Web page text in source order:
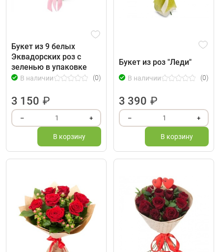
Букет из 9 белых
Эквадорских роз с
зеленью в упаковке
В наличии (0)
3 150 ₽
– 1 +
В корзину
Букет из роз "Леди"
В наличии (0)
3 390 ₽
– 1 +
В корзину